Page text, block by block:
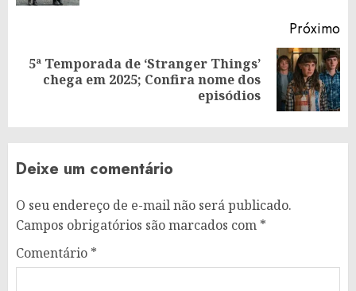
Próximo
Próximo
5ª Temporada de ‘Stranger Things’
chega em 2025; Confira nome dos
episódios
Deixe um comentário
O seu endereço de e-mail não será publicado.
Campos obrigatórios são marcados com *
Comentário *